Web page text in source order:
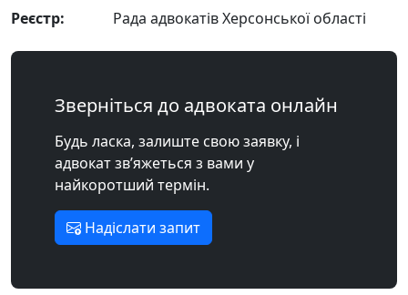
Реєстр:
Рада адвокатів Херсонської області
Зверніться до адвоката онлайн
Будь ласка, залиште свою заявку, і
адвокат зв’яжеться з вами у
найкоротший термін.
Надіслати запит